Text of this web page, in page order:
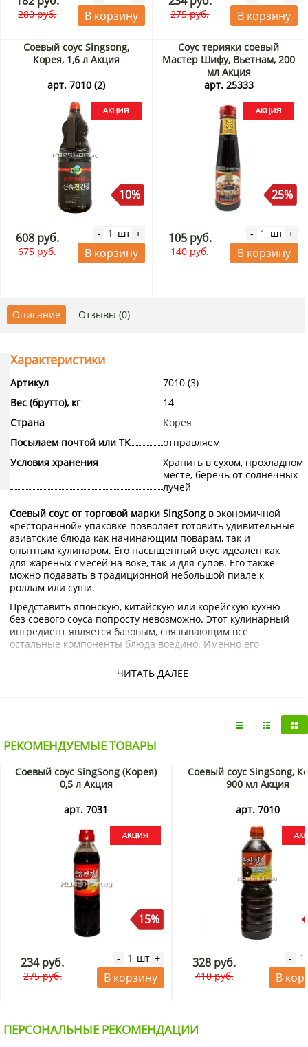
280 руб. В корзину 275 руб. В корзину
Соевый соус Singsong,
Корея, 1,6 л Акция
арт. 7010 (2)
10%
608 руб.
675 руб.
- шт +
В корзину
Соус терияки соевый
Мастер Шифу, Вьетнам, 200
мл Акция
арт. 25333
25%
105 руб.
140 руб.
- шт +
В корзину
Описание Отзывы (0)
ЧИТАТЬ ДАЛЕЕ
Характеристики
Артикул
7010 (3)
Вес (брутто), кг
14
Страна
Корея
Посылаем почтой или ТК
отправляем
Условия хранения
Хранить в сухом, прохладном
месте, беречь от солнечных
лучей
Соевый соус от торговой марки SingSong в экономичной
«ресторанной» упаковке позволяет готовить удивительные
азиатские блюда как начинающим поварам, так и
опытным кулинаром. Его насыщенный вкус идеален как
для жареных смесей на воке, так и для супов. Его также
можно подавать в традиционной небольшой пиале к
роллам или суши.
Представить японскую, китайскую или корейскую кухню
без соевого соуса попросту невозможно. Этот кулинарный
ингредиент является базовым, связывающим все
остальные компоненты блюда воедино. Именно его
широкую популярность.
продукт также приносит немалую пользу. Благодаря ему в
препятствующих развитию онкологических заболеваний,
соли.
Купить соевый соус SingSong с доставкой по Москве и
Подмосковью можно в интернет-магазине KorShop.ru.
РЕКОМЕНДУЕМЫЕ ТОВАРЫ
Соевый соус SingSong (Корея)
0,5 л Акция
арт. 7031
15%
234 руб.
275 руб.
- шт +
В корзину
Соевый соус SingSong,
900 мл Акция
арт. 7010
328 руб.
410 руб.
-
В
ПЕРСОНАЛЬНЫЕ РЕКОМЕНДАЦИИ